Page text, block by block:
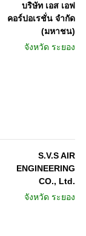
บริษัท เอส เอฟ
คอร์ปอเรชั่น จำกัด
(มหาชน)
จังหวัด ระยอง
S.V.S AIR
ENGINEERING
CO., Ltd.
จังหวัด ระยอง